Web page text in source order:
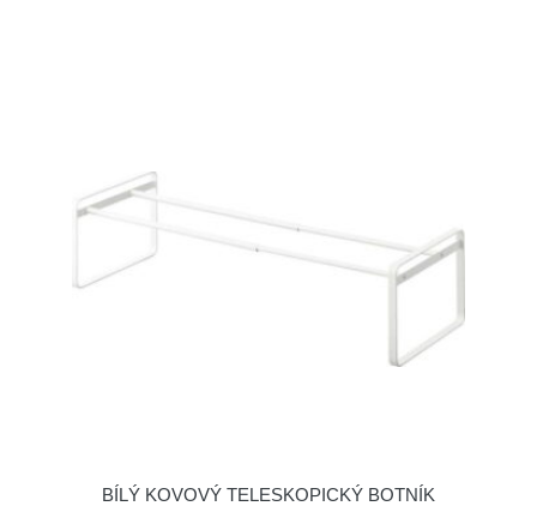
BÍLÝ KOVOVÝ TELESKOPICKÝ BOTNÍK